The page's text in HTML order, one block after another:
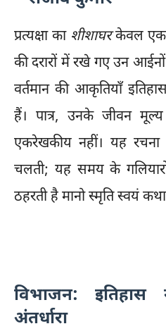
प्रत्यक्षा का शीशाघरकेवल एक
की दरारों में रखे गए उन
वर्तमान की आकृतियाँ
हैं। पात्र, उनके जीवन
एकरेखकीय नहीं। यह रचना
चलती; यह समय के
ठहरती है मानो स्मृति स्वयं
विभाजन: इतिहास
अंतर्धारा